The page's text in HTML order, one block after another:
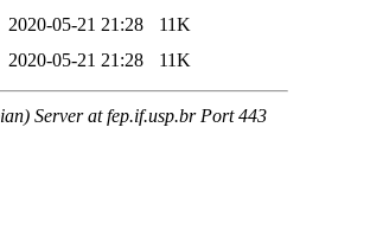
2020-05-21 21:28
11K
2020-05-21 21:28 11K
Server at fep.if.usp.br Port 443